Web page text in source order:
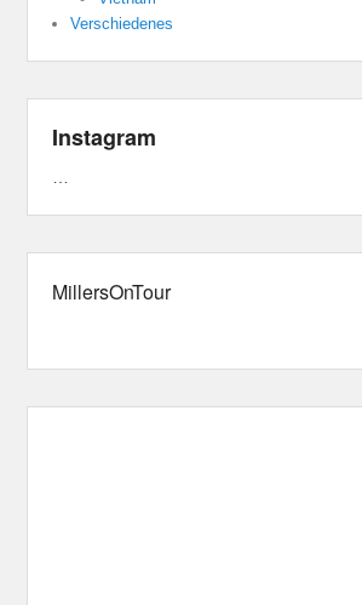
Verschiedenes
Instagram
…
MillersOnTour